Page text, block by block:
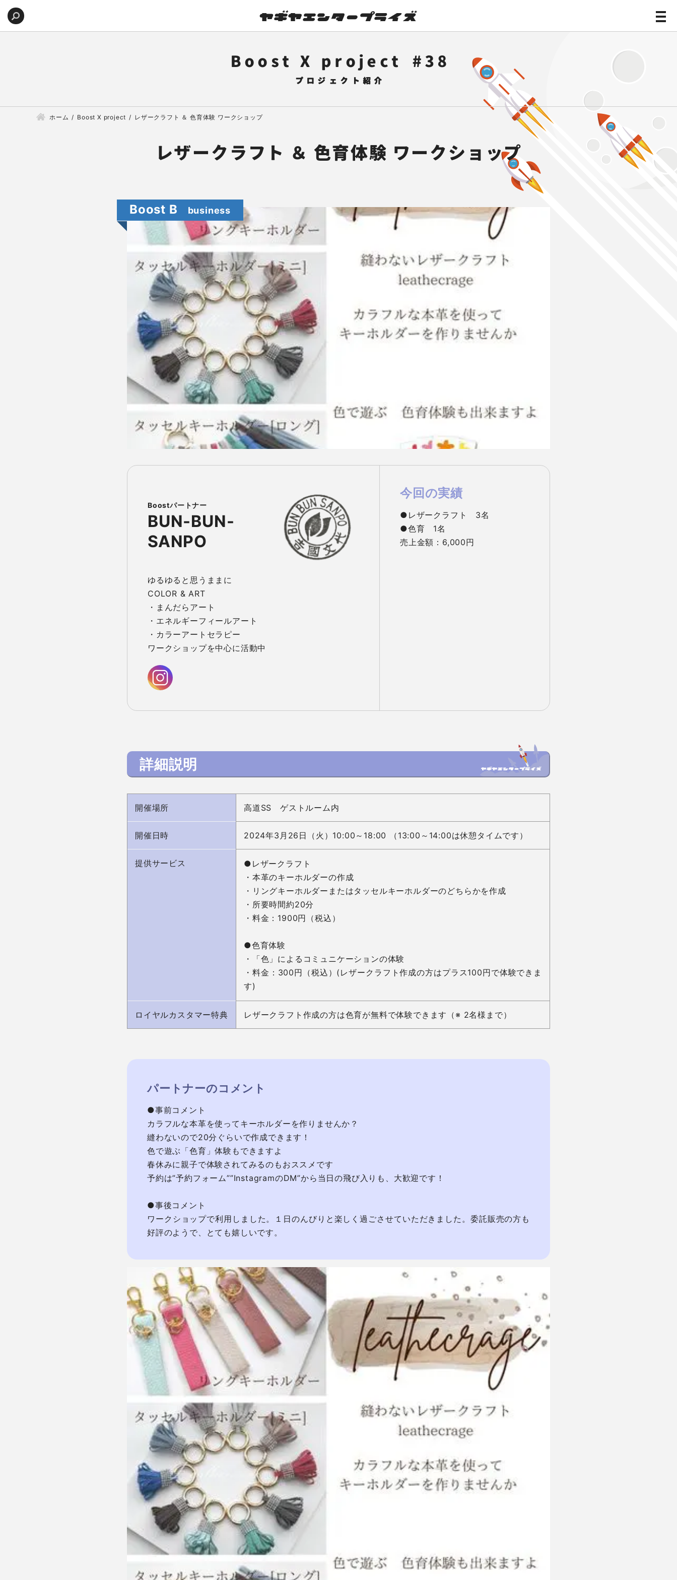
Boost X project 38
ホーム Boost X project レザークラフト ＆ 色育体験 ワークショップ
レザークラフト ＆ 色育体験 ワークショップ
Boost B
BUN-BUN-
SANPO
ゆるゆると思うままに
COLOR & ART
・まんだらアート
・エネルギーフィールアート
・カラーアートセラピー
ワークショップを中心に活動中
今回の実績
●レザークラフト　3名
●色育　1名
売上金額：6,000円
詳細説明
開催場所 高道SS ゲストルーム内
開催日時 2024年3月26日（火）10:00～18:00 （13:00～14:00は休憩タイムです）
提供サービス
●レザークラフト
・本革のキーホルダーの作成
・リングキーホルダーまたはタッセルキーホルダーのどちらかを作成
・所要時間約20分
・料金：1900円（税込）
●色育体験
・「色」によるコミュニケーションの体験
・料金：300円（税込）(レザークラフト作成の方はプラス100円で体験できま
す)
ロイヤルカスタマー特典 レザークラフト作成の方は色育が無料で体験できます（※ 2名様まで）
パートナーのコメント
●事前コメント
カラフルな本革を使ってキーホルダーを作りませんか？
縫わないので20分ぐらいで作成できます！
色で遊ぶ「色育」体験もできますよ
春休みに親子で体験されてみるのもおススメです
予約は”予約フォーム””InstagramのDM”から当日の飛び入りも、大歓迎です！
●事後コメント
ワークショップで利用しました。１日のんびりと楽しく過ごさせていただきました。委託販売の方も
好評のようで、とても嬉しいです。